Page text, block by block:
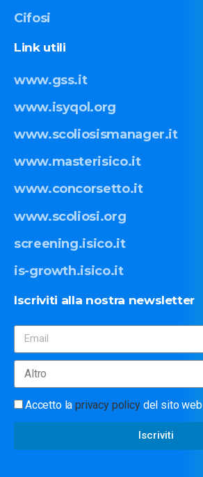
Cifosi
Link utili
www.gss.it
www.isyqol.org
www.scoliosismanager.it
www.masterisico.it
www.concorsetto.it
www.scoliosi.org
screening.isico.it
is-growth.isico.it
Iscriviti alla nostra newsletter
Accetto laprivacy policydel sito web
Iscriviti